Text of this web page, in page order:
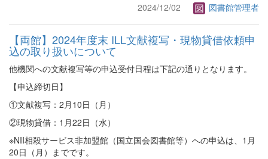
2024/12/02 図書館管理者
【両館】2024年度末 ILL文献複写・現物貸借依頼申
込の取り扱いについて
他機関への文献複写等の申込受付日程は下記の通りとなります。
【申込締切日】
①文献複写：2月10日（月）
②現物貸借：1月22日（水）
※NII相殺サービス非加盟館（国立国会図書館等）への申込は、1月
20日（月）までです。